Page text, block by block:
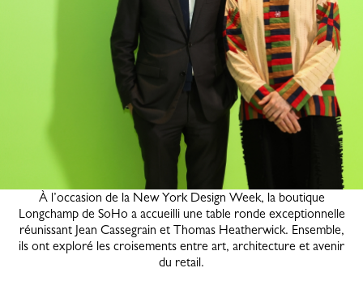
À l’occasion de la New York Design Week, la boutique
Longchamp de SoHo a accueilli une table ronde exceptionnelle
réunissant Jean Cassegrain et Thomas Heatherwick. Ensemble,
ils ont exploré les croisements entre art, architecture et avenir
du retail.